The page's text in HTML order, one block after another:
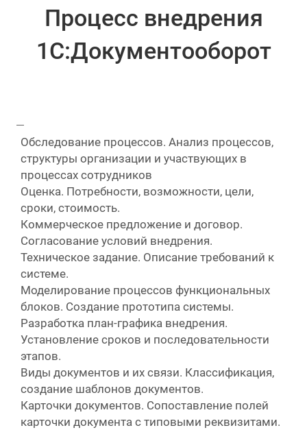
Процесс внедрения
1С:Документооборот
Обследование процессов. Анализ процессов,
структуры организации и участвующих в
процессах сотрудников
Оценка. Потребности, возможности, цели,
сроки, стоимость.
Коммерческое предложение и договор.
Согласование условий внедрения.
Техническое задание. Описание требований к
системе.
Моделирование процессов функциональных
блоков. Создание прототипа системы.
Разработка план-графика внедрения.
Установление сроков и последовательности
этапов.
Виды документов и их связи. Классификация,
создание шаблонов документов.
Карточки документов. Сопоставление полей
карточки документа с типовыми реквизитами.